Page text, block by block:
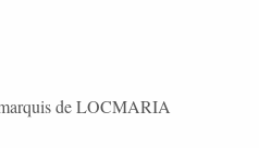
de LOCMARIA